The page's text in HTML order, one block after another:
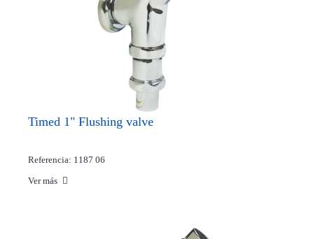
Timed 1" Flushing valve
Referencia: 1187 06
Ver más